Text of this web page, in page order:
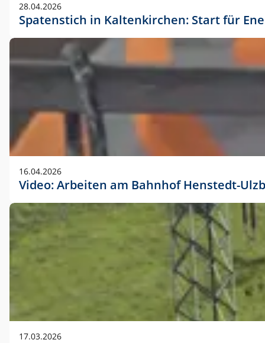
28.04.2026
Spatenstich in Kaltenkirchen: Start für
16.04.2026
Video: Arbeiten am Bahnhof Henstedt-
17.03.2026